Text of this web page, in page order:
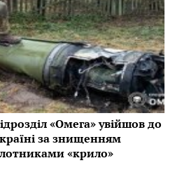
«Омега» увійшов до
за знищенням
«крило»